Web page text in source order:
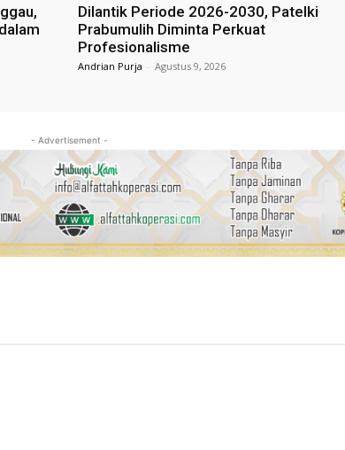
Dilantik Periode 2026-2030, Patelki
Prabumulih Diminta Perkuat
Profesionalisme
Andrian Purja - Agustus 9, 2026
- Advertisement -